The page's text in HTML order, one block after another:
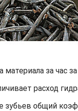
за час
расход
зубьев общий